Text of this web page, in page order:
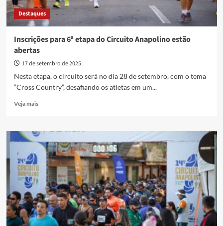
Destaques
Inscrições para 6ª etapa do Circuito Anapolino estão
abertas
17 de setembro de 2025
Nesta etapa, o circuito será no dia 28 de setembro, com o tema
“Cross Country”, desafiando os atletas em um...
Veja maisRead
Inscrições
para
6ª
etapa
do
Circuito
Anapolino
estão
abertas